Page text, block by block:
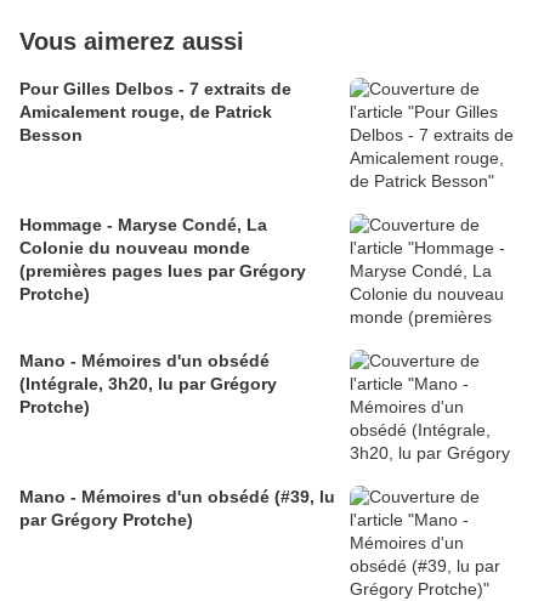
Vous aimerez aussi
Pour Gilles Delbos - 7 extraits de
Amicalement rouge, de Patrick
Besson
Hommage - Maryse Condé, La
Colonie du nouveau monde
(premières pages lues par Grégory
Protche)
Mano - Mémoires d'un obsédé
(Intégrale, 3h20, lu par Grégory
Protche)
Mano - Mémoires d'un obsédé (#39, lu
par Grégory Protche)